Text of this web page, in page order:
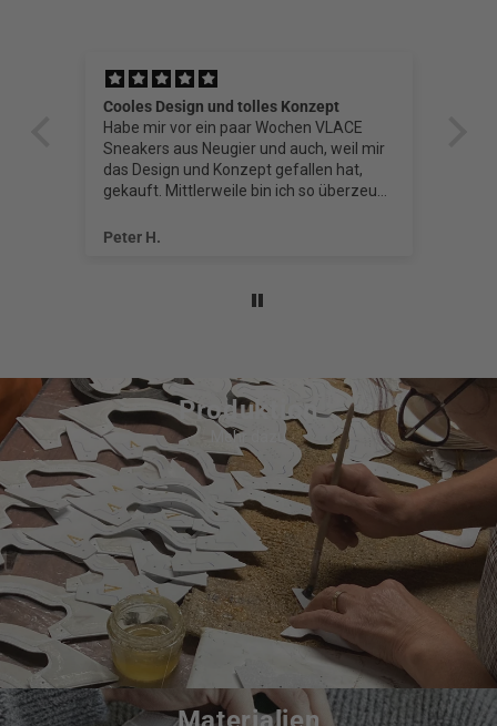
Cooles Design und tolles Konzept
Habe mir vor ein paar Wochen VLACE
Sneakers aus Neugier und auch, weil mir
das Design und Konzept gefallen hat,
gekauft. Mittlerweile bin ich so überzeugt,
habe.
Peter H.
Produktion
Mehr dazu